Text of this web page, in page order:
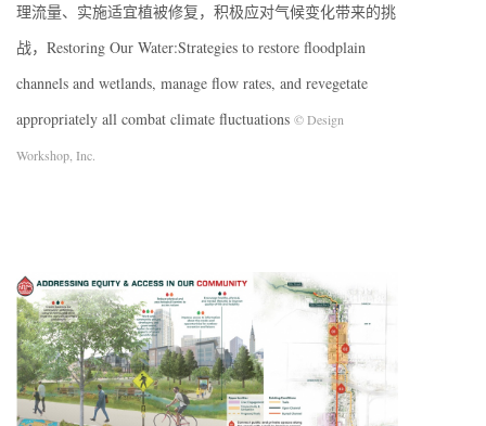
理流量、实施适宜植被修复，积极应对气候变化带来的挑
战，Restoring Our Water:Strategies to restore floodplain
channels and wetlands, manage flow rates, and revegetate
appropriately all combat climate fluctuations © Design
Workshop, Inc.